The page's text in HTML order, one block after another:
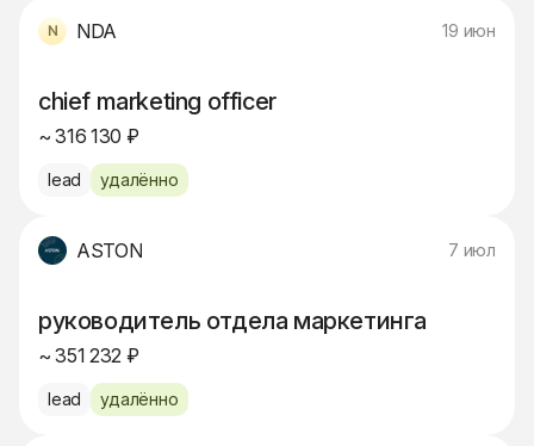
NDA 19 июн
chief marketing officer
~ 316 130 ₽
lead удалённо
ASTON 7 июл
руководитель отдела маркетинга
~ 351 232 ₽
lead удалённо